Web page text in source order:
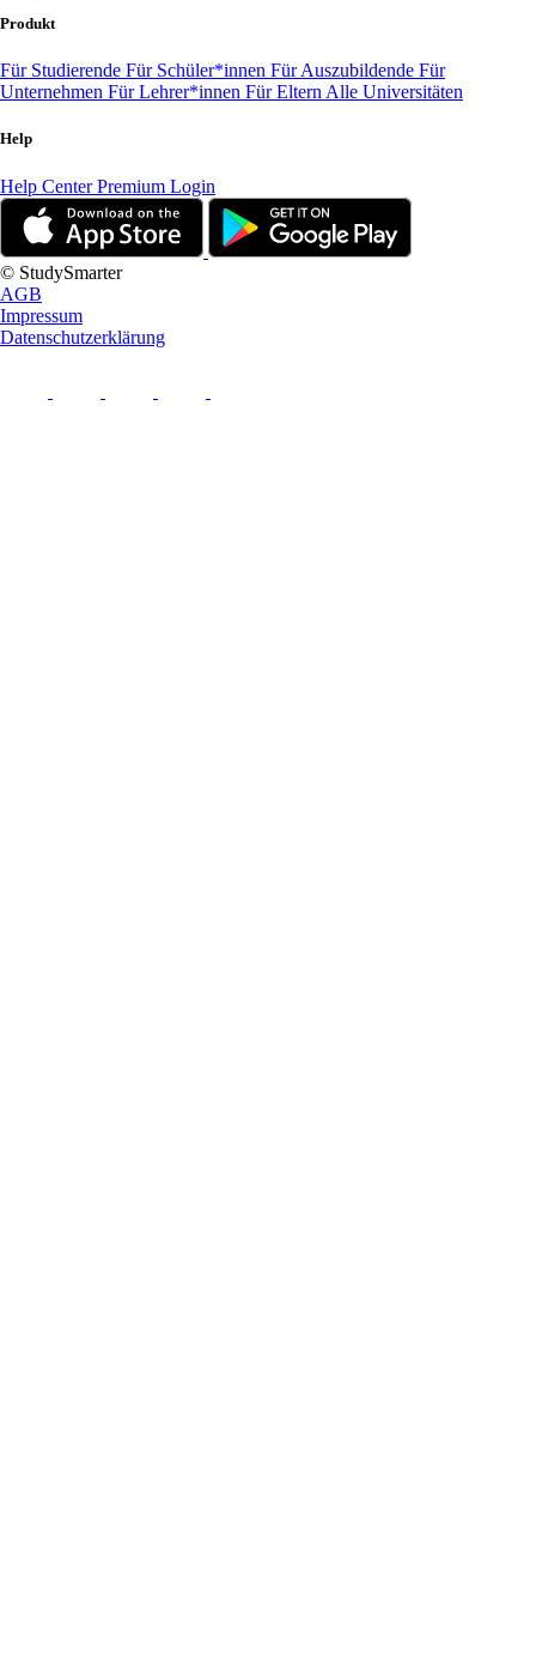
Produkt
Für Studierende Für Schüler*innen Für Auszubildende Für
Unternehmen Für Lehrer*innen Für Eltern Alle Universitäten
Help
Help CenterPremium Login
© StudySmarter
AGB
Impressum
Datenschutzerklärung